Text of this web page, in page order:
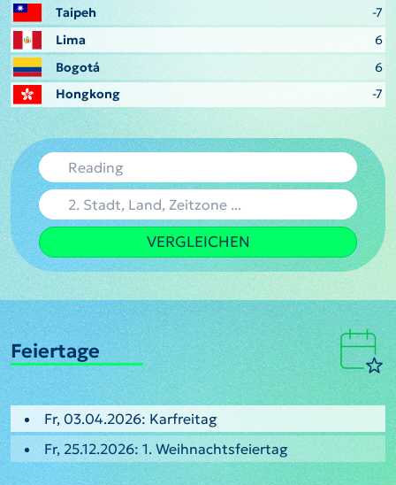
Taipeh
-7
Lima
6
Bogotá
6
Hongkong
-7
VERGLEICHEN
Feiertage
Fr, 03.04.2026: Karfreitag
Fr, 25.12.2026: 1. Weihnachtsfeiertag